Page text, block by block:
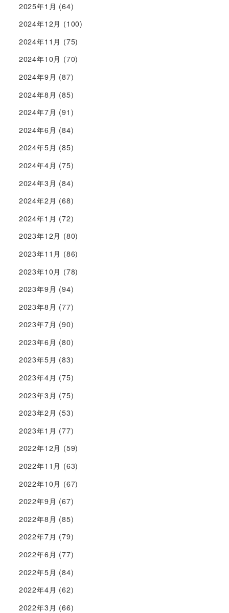
2025年1月 (64)
2024年12月 (100)
2024年11月 (75)
2024年10月 (70)
2024年9月 (87)
2024年8月 (85)
2024年7月 (91)
2024年6月 (84)
2024年5月 (85)
2024年4月 (75)
2024年3月 (84)
2024年2月 (68)
2024年1月 (72)
2023年12月 (80)
2023年11月 (86)
2023年10月 (78)
2023年9月 (94)
2023年8月 (77)
2023年7月 (90)
2023年6月 (80)
2023年5月 (83)
2023年4月 (75)
2023年3月 (75)
2023年2月 (53)
2023年1月 (77)
2022年12月 (59)
2022年11月 (63)
2022年10月 (67)
2022年9月 (67)
2022年8月 (85)
2022年7月 (79)
2022年6月 (77)
2022年5月 (84)
2022年4月 (62)
2022年3月 (66)